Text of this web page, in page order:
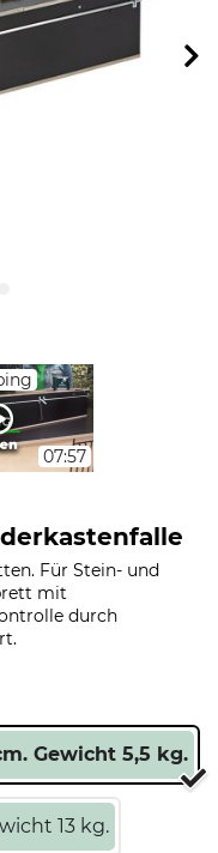
07:57
Für Stein- und
mit
durch
Gewicht 5,5 kg.
13 kg.